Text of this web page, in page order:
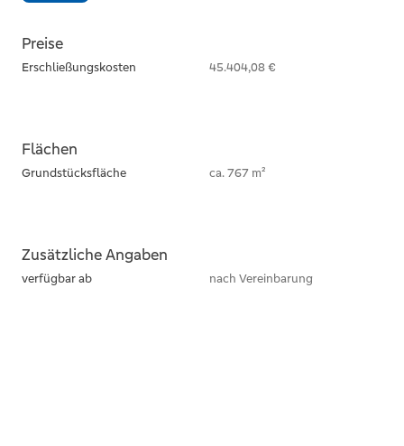
Preise
Erschließungskosten 45.404,08 €
Flächen
Grundstücksfläche ca. 767 m²
Zusätzliche Angaben
verfügbar ab nach Vereinbarung